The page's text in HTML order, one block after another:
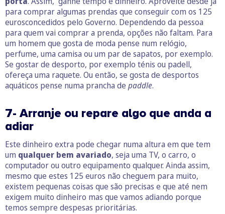
para comprar algumas prendas que conseguir com os 125
eurosconcedidos pelo Governo. Dependendo da pessoa
para quem vai comprar a prenda, opções não faltam. Para
um homem que gosta de moda pense num relógio,
perfume, uma camisa ou um par de sapatos, por exemplo.
Se gostar de desporto, por exemplo ténis ou padell,
ofereça uma raquete. Ou então, se gosta de desportos
aquáticos pense numa prancha de paddle.
7- Arranje ou repare algo que anda a
adiar
Este dinheiro extra pode chegar numa altura em que tem
um qualquer bem avariado, seja uma TV, o carro, o
computador ou outro equipamento qualquer. Ainda assim,
mesmo que estes 125 euros não cheguem para muito,
existem pequenas coisas que são precisas e que até nem
exigem muito dinheiro mas que vamos adiando porque
temos sempre despesas prioritárias.